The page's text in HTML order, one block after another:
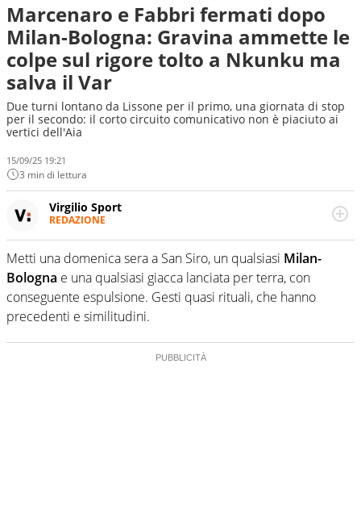
Marcenaro e Fabbri fermati dopo
Milan-Bologna: Gravina ammette le
colpe sul rigore tolto a Nkunku ma
salva il Var
Due turni lontano da Lissone per il primo, una giornata di stop
per il secondo: il corto circuito comunicativo non è piaciuto ai
vertici dell'Aia
15/09/25 19:21
3 min di lettura
Virgilio Sport
REDAZIONE
appassionato su tutto il mondo dello sport. Calcio,
calciomercato, F1, Motomondiale ma anche tennis,
volley, basket: su Virgilio Sport i tifosi e gli appassionati
sanno che troveranno sempre copertura completa e
zero faziosità. La squadra di Virgilio Sport è formata da
giornalisti ed esperti di sport abili sia nel gioco di
rimessa quando intercettano le notizie e le rilanciano
verso la rete, sia nella costruzione dal basso quando
Metti una domenica sera a San Siro, un qualsiasi Milan-
Bologna e una qualsiasi giacca lanciata per terra, con
conseguente espulsione. Gesti quasi rituali, che hanno
precedenti e similitudini.